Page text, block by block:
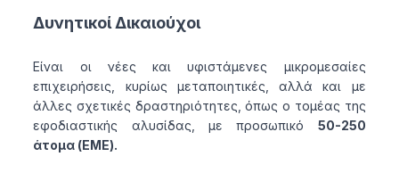
Δυνητικοί Δικαιούχοι
Είναι οι νέες και υφιστάμενες μικρομεσαίες
επιχειρήσεις, κυρίως μεταποιητικές, αλλά και με
άλλες σχετικές δραστηριότητες, όπως ο τομέας της
εφοδιαστικής αλυσίδας, με προσωπικό 50-250
άτομα (ΕΜΕ).